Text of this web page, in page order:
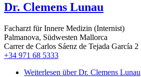
Dr. Clemens Lunau
Facharzt für Innere Medizin (Internist)
Palmanova, Südwesten Mallorca
Carrer de Carlos Sáenz de Tejada García 2
+34 971 68 5333
Weiterlesen über Dr. Clemens Lunau